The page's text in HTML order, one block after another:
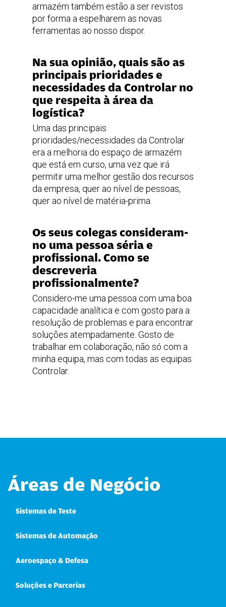
armazém também estão a ser revistos
por forma a espelharem as novas
ferramentas ao nosso dispor.
Na sua opinião, quais são as
principais prioridades e
necessidades da Controlar no
que respeita à área da
logística?
Uma das principais
prioridades/necessidades da Controlar
era a melhoria do espaço de armazém
que está em curso, uma vez que irá
permitir uma melhor gestão dos recursos
da empresa, quer ao nível de pessoas,
quer ao nível de matéria-prima.
Os seus colegas consideram-
no uma pessoa séria e
profissional. Como se
descreveria
profissionalmente?
Considero-me uma pessoa com uma boa
capacidade analítica e com gosto para a
resolução de problemas e para encontrar
soluções atempadamente. Gosto de
trabalhar em colaboração, não só com a
minha equipa, mas com todas as equipas
Controlar.
Áreas de Negócio
Sistemas de Teste
Sistemas de Automação
Aeroespaço & Defesa
Soluções e Parcerias